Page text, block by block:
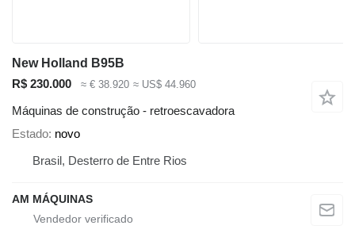
New Holland B95B
R$ 230.000
≈ € 38.920 ≈ US$ 44.960
Máquinas de construção - retroescavadora
Estado novo
Brasil, Desterro de Entre Rios
AM MÁQUINAS